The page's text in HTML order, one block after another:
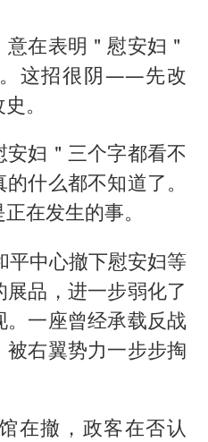
在表明＂慰安妇＂
这招很阴——先改
。
妇＂三个字都看不
什么都不知道了。
在发生的事。
平中心撤下慰安妇等
品，进一步弱化了
。一座曾经承载反战
右翼势力一步步掏
在撤，政客在否认